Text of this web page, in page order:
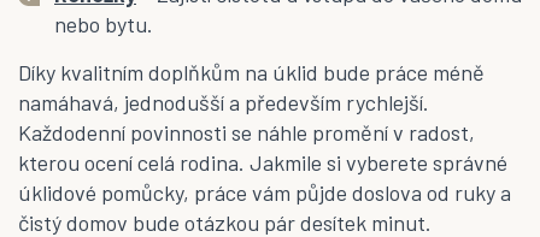
nebo bytu.
Díky kvalitním doplňkům na úklid bude práce méně
namáhavá, jednodušší a především rychlejší.
Každodenní povinnosti se náhle promění v radost,
kterou ocení celá rodina. Jakmile si vyberete správné
úklidové pomůcky, práce vám půjde doslova od ruky a
čistý domov bude otázkou pár desítek minut.